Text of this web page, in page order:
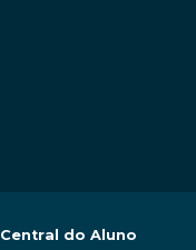
Central do Aluno